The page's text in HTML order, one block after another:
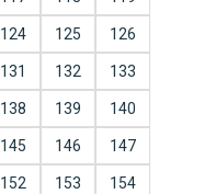
124 125 126
131 132 133
138 139 140
145 146 147
152 153 154